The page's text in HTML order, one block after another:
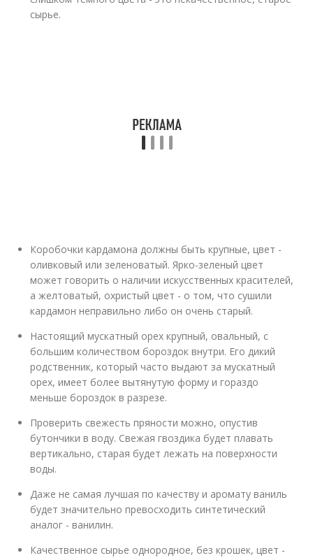
сырье.
Коробочки кардамона должны быть крупные, цвет -
оливковый или зеленоватый. Ярко-зеленый цвет
может говорить о наличии искусственных красителей,
а желтоватый, охристый цвет - о том, что сушили
кардамон неправильно либо он очень старый.
Настоящий мускатный орех крупный, овальный, с
большим количеством бороздок внутри. Его дикий
родственник, который часто выдают за мускатный
орех, имеет более вытянутую форму и гораздо
меньше бороздок в разрезе.
Проверить свежесть пряности можно, опустив
бутончики в воду. Свежая гвоздика будет плавать
вертикально, старая будет лежать на поверхности
воды.
Даже не самая лучшая по качеству и аромату ваниль
будет значительно превосходить синтетический
аналог - ванилин.
Качественное сырье однородное, без крошек, цвет -